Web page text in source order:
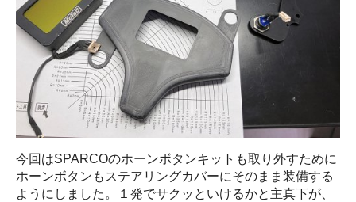
今回はSPARCOのホーンボタンキットも取り外すために
ホーンボタンもステアリングカバーにそのまま装備する
ようにしました。１発でサクッといけるかと主真下が、